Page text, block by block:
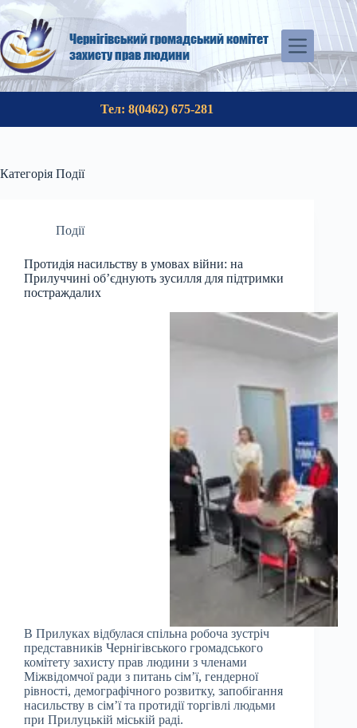
Перейти
до
вмісту
Чернігівський громадський комітет
захисту прав людини
Тел: 8(0462) 675-281
Категорія Події
Події
Протидія насильству в умовах війни: на
Прилуччині об’єднують зусилля для підтримки
постраждалих
В Прилуках відбулася спільна робоча зустріч
представників Чернігівського громадського
комітету захисту прав людини з членами
Міжвідомчої ради з питань сім’ї, гендерної
рівності, демографічного розвитку, запобігання
насильству в сім’ї та протидії торгівлі людьми
при Прилуцькій міській раді.